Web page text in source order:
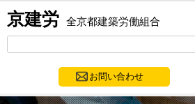
京建労 全京都建築労働組合
お問い合わせ